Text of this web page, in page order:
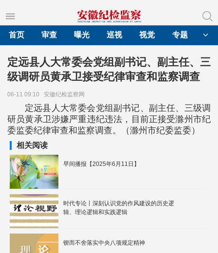
首页
审查 曝光 巡视 视觉 专题
定远县人大常委会党组副书记、副主任、三
级调研员黄承卫接受纪律审查和监察调查
06-11 09:10 安徽纪检监察网
定远县人大常委会党组副书记、副主任、三级调
研员黄承卫涉嫌严重违纪违法，目前正接受滁州市纪
委监委纪律审查和监察调查。（滁州市纪委监委）
相关阅读
早间播报【2025年6月11日】
时代专论丨深刻认识党的作风建设的历史逻
辑、理论逻辑和实践逻辑
锲而不舍落实中央八项规定精神